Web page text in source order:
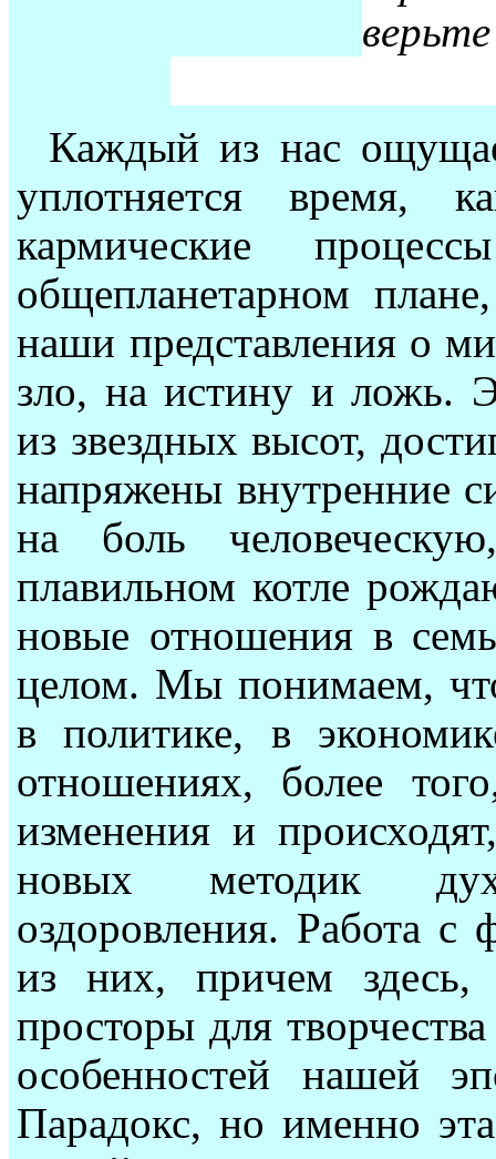
Каждый из нас
уплотняется время,
кармические
общепланетарном
наши представления о
зло, на истину и ложь.
из звездных высот,
напряжены внутренние
на боль
плавильном котле
новые отношения в
целом. Мы понимаем,
в политике, в
отношениях, более
изменения и
новых методик
оздоровления. Работа
из них, причем
просторы для
особенностей нашей
Парадокс, но именно